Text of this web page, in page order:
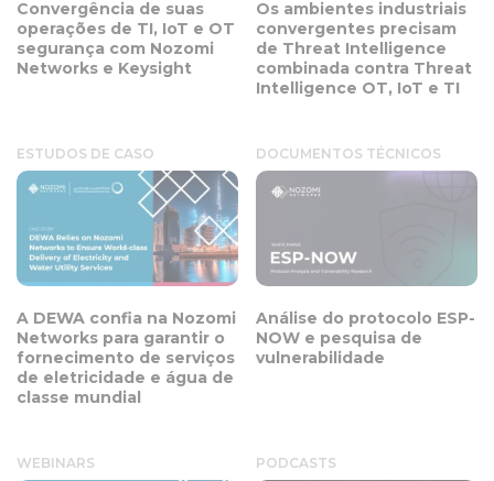
Convergência de suas
operações de TI, IoT e OT
segurança com Nozomi
Networks e Keysight
Os ambientes industriais
convergentes precisam
de Threat Intelligence
combinada contra Threat
Intelligence OT, IoT e TI
ESTUDOS DE CASO
A DEWA confia na Nozomi
Networks para garantir o
fornecimento de serviços
de eletricidade e água de
classe mundial
DOCUMENTOS TÉCNICOS
Análise do protocolo ESP-
NOW e pesquisa de
vulnerabilidade
WEBINARS PODCASTS